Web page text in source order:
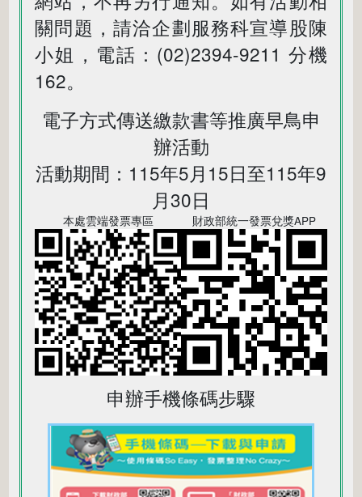
關問題，請洽企劃服務科宣導股陳
小姐，電話：(02)2394-9211 分機
162。
電子方式傳送繳款書等推廣早鳥申
辦活動
活動期間：115年5月15日至115年9
月30日
本處雲端發票專區 財政部統一發票兌獎APP
申辦手機條碼步驟